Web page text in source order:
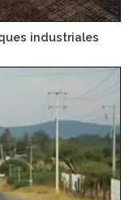
industriales